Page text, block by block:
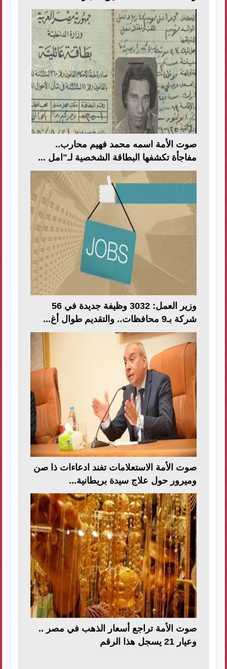
صوت الأمة اسمه محمد فهيم محارب..
مفاجأة تكشفها البطاقة الشخصية لـ"امل ...
وزير العمل: 3032 وظيفة جديدة في 56
شركة بـ9 محافظات.. والتقديم طوال أغ...
صوت الأمة الاستعلامات تفند ادعاءات ذا صن
وميرور حول علاج سيدة بريطانية...
صوت الأمة تراجع أسعار الذهب في مصر ..
وعيار 21 يسجل هذا الرقم